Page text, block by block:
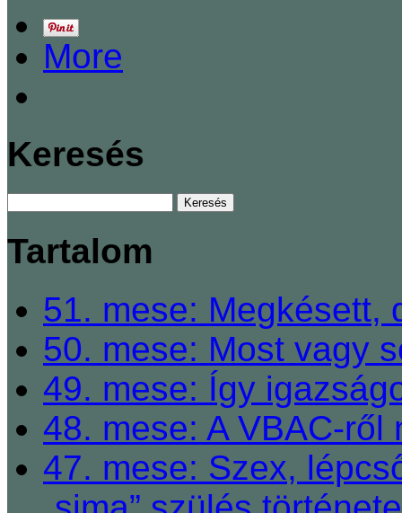
More
Keresés
Tartalom
51. mese: Megkésett,
50. mese: Most vagy
49. mese: Így
48. mese: A VBAC-
47. mese: Szex,